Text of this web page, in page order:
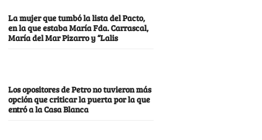
La mujer que tumbó la lista del Pacto,
en la que estaba María Fda. Carrascal,
María del Mar Pizarro y “Lalis
Los opositores de Petro no tuvieron más
opción que criticar la puerta por la que
entró a la Casa Blanca